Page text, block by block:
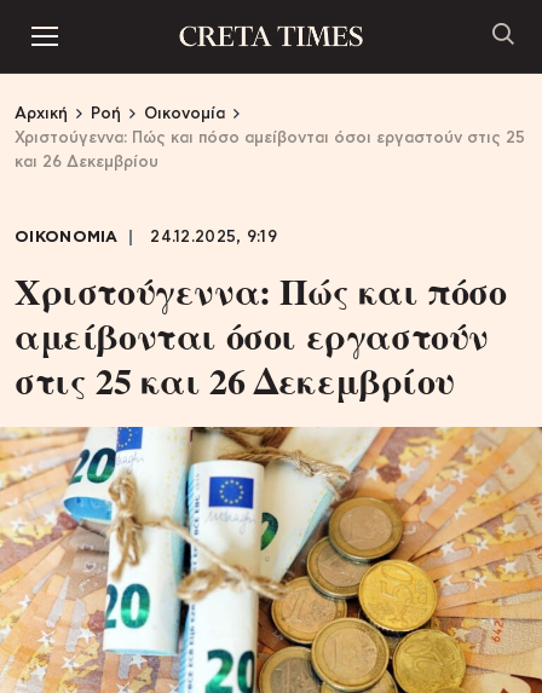
Αρχική Ροή
Οικονομία
Χριστούγεννα: Πώς και πόσο αμείβονται όσοι εργαστούν στις 25
και 26 Δεκεμβρίου
ΟΙΚΟΝΟΜΙΑ 24.12.2025, 9:19
Χριστούγεννα: Πώς και πόσο
αμείβονται όσοι εργαστούν
στις 25 και 26 Δεκεμβρίου